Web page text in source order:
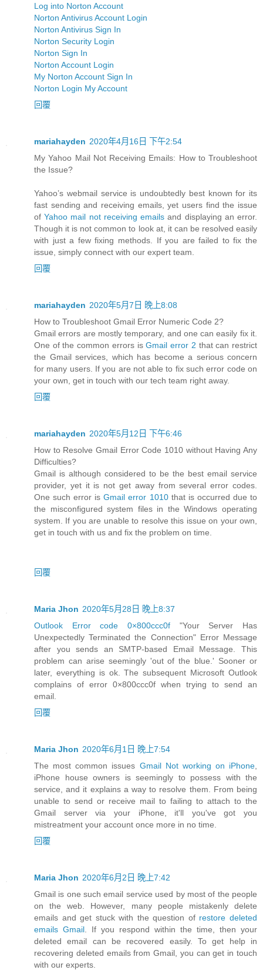
Log into Norton Account
Norton Antivirus Account Login
Norton Antivirus Sign In
Norton Security Login
Norton Sign In
Norton Account Login
My Norton Account Sign In
Norton Login My Account
回覆
mariahayden 2020年4月16日 下午2:54
My Yahoo Mail Not Receiving Emails: How to Troubleshoot
the Issue?
Yahoo’s webmail service is undoubtedly best known for its
fast sending and receiving emails, yet users find the issue
ofYahoo mail not receiving emails and displaying an error.
Though it is not common to look at, it can be resolved easily
with just a few fixing methods. If you are failed to fix the
issue, simply connect with our expert team.
回覆
mariahayden 2020年5月7日 晚上8:08
How to Troubleshoot Gmail Error Numeric Code 2?
Gmail errors are mostly temporary, and one can easily fix it.
One of the common errors isGmail error 2 that can restrict
the Gmail services, which has become a serious concern
for many users. If you are not able to fix such error code on
your own, get in touch with our tech team right away.
回覆
mariahayden 2020年5月12日 下午6:46
How to Resolve Gmail Error Code 1010 without Having Any
Difficulties?
Gmail is although considered to be the best email service
provider, yet it is not get away from several error codes.
One such error isGmail error 1010that is occurred due to
the misconfigured system files in the Windows operating
system. If you are unable to resolve this issue on your own,
get in touch with us and fix the problem on time.
回覆
Maria Jhon 2020年5月28日 晚上8:37
Outlook Error code 0×800ccc0f "Your Server Has
Unexpectedly Terminated the Connection" Error Message
after you sends an SMTP-based Email Message. This
problem can arise seemingly 'out of the blue.' Sooner or
later, everything is ok. The subsequent Microsoft Outlook
complains of error 0×800ccc0f when trying to send an
email.
回覆
Maria Jhon 2020年6月1日 晚上7:54
The most common issues Gmail Not working on iPhone
iPhone house owners is seemingly to possess with the
service, and it explains a way to resolve them. From being
unable to send or receive mail to failing to attach to the
Gmail server via your iPhone, it'll you've got you
mistreatment your account once more in no time.
回覆
Maria Jhon 2020年6月2日 晚上7:42
Gmail is one such email service used by most of the people
on the web. However, many people mistakenly delete
emails and get stuck with the question of restore deleted
emails Gmail . If you respond within the time, then your
deleted email can be recovered easily. To get help in
recovering deleted emails from Gmail, you can get in touch
with our experts.